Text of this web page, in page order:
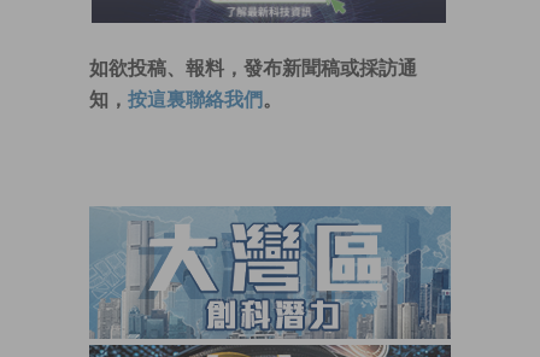
如欲投稿、報料，發布新聞稿或採訪通
知， 按這裏聯絡我們 。